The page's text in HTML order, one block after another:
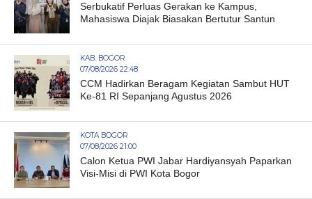
Serbukatif Perluas Gerakan ke Kampus,
Mahasiswa Diajak Biasakan Bertutur Santun
KAB. BOGOR
07/08/2026 22:48
CCM Hadirkan Beragam Kegiatan Sambut HUT
Ke-81 RI Sepanjang Agustus 2026
KOTA BOGOR
07/08/2026 21:00
Calon Ketua PWI Jabar Hardiyansyah Paparkan
Visi-Misi di PWI Kota Bogor